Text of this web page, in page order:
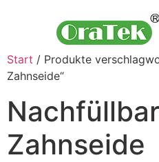
Start / Produkte
Zahnseide“
Zahnseide